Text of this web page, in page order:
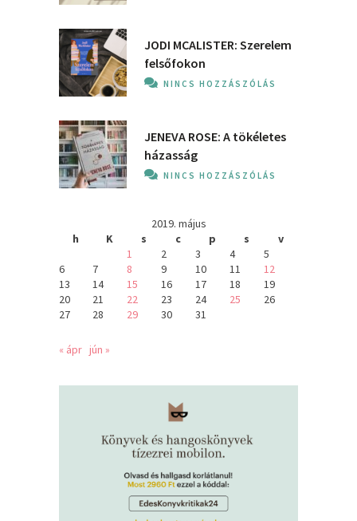
JODI MCALISTER: Szerelem
felsőfokon
NINCS HOZZÁSZÓLÁS
JENEVA ROSE: A ​tökéletes
házasság
NINCS HOZZÁSZÓLÁS
2019. május
h
K s c p s
v
1
2 3 4
5
6
7 8 9 10 11
12
13
14 15 16 17 18
19
20
21 22 23 24 25
26
27
28 29 30 31
« ápr jún »